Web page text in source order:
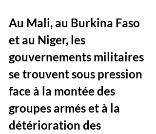
Au Mali, au Burkina Faso
et au Niger, les
gouvernements militaires
se trouvent sous pression
face à la montée des
groupes armés et à la
détérioration des